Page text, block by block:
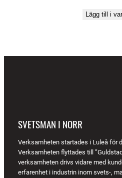
Lägg till i
SVETSMAN I NORR
Verksamheten startades i Luleå för
Verksamheten flyttades till
verksamheten drivs vidare med
erfarenhet i industrin inom svets-,